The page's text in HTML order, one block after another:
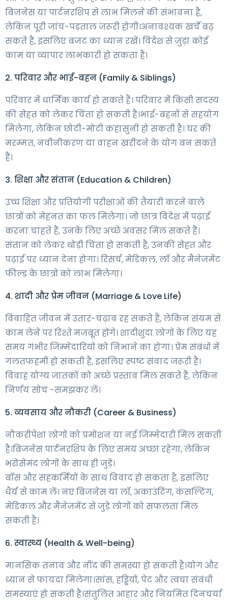
बिजनेस या पार्टनरशिप से लाभ मिलने की संभावना है,
लेकिन पूरी जांच-पड़ताल जरूरी होगी।अनावश्यक खर्चे बढ़
सकते हैं, इसलिए बजट का ध्यान रखें। विदेश से जुड़ा कोई
काम या व्यापार लाभकारी हो सकता है।
2. परिवार और भाई-बहन (Family & Siblings)
परिवार में धार्मिक कार्य हो सकते हैं। परिवार में किसी सदस्य
की सेहत को लेकर चिंता हो सकती है।भाई-बहनों से सहयोग
मिलेगा, लेकिन छोटी-मोटी कहासुनी हो सकती है। घर की
मरम्मत, नवीनीकरण या वाहन खरीदने के योग बन सकते
हैं।
3. शिक्षा और संतान (Education & Children)
उच्च शिक्षा और प्रतियोगी परीक्षाओं की तैयारी करने वाले
छात्रों को मेहनत का फल मिलेगा। जो छात्र विदेश में पढ़ाई
करना चाहते हैं, उनके लिए अच्छे अवसर मिल सकते हैं।
संतान को लेकर थोड़ी चिंता हो सकती है, उनकी सेहत और
पढ़ाई पर ध्यान देना होगा। रिसर्च, मेडिकल, लॉ और मैनेजमेंट
फील्ड के छात्रों को लाभ मिलेगा।
4. शादी और प्रेम जीवन (Marriage & Love Life)
विवाहित जीवन में उतार-चढ़ाव रह सकते हैं, लेकिन संयम से
काम लेने पर रिश्ते मजबूत होंगे। शादीशुदा लोगों के लिए यह
समय गंभीर जिम्मेदारियों को निभाने का होगा। प्रेम संबंधों में
गलतफहमी हो सकती है, इसलिए स्पष्ट संवाद जरूरी है।
विवाह योग्य जातकों को अच्छे प्रस्ताव मिल सकते हैं, लेकिन
निर्णय सोच -समझकर लें।
5. व्यवसाय और नौकरी (Career & Business)
नौकरीपेशा लोगों को प्रमोशन या नई जिम्मेदारी मिल सकती
है।बिजनेस पार्टनरशिप के लिए समय अच्छा रहेगा, लेकिन
भरोसेमंद लोगों के साथ ही जुड़ें।
बॉस और सहकर्मियों के साथ विवाद हो सकता है, इसलिए
धैर्य से काम लें। नए बिजनेस या लॉ, अकाउंटिंग, कंसल्टिंग,
मेडिकल और मैनेजमेंट से जुड़े लोगों को सफलता मिल
सकती है।
6. स्वास्थ्य (Health & Well-being)
मानसिक तनाव और नींद की समस्या हो सकती है।योग और
ध्यान से फायदा मिलेगा।सांस, हड्डियों, पेट और त्वचा संबंधी
समस्याएं हो सकती हैं।संतुलित आहार और नियमित दिनचर्या